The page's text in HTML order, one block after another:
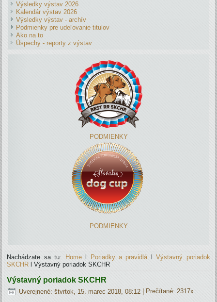
Výsledky výstav 2026
Kalendár výstav 2026
Výsledky výstav - archív
Podmienky pre udeľovanie titulov
Ako na to
Úspechy - reporty z výstav
PODMIENKY
PODMIENKY
Nachádzate sa tu: Homel Poriadky a pravidlálVýstavný poriadok
SKCHR lVýstavný poriadok SKCHR
Výstavný poriadok SKCHR
Uverejnené: štvrtok, 15. marec 2018, 08:12 | Prečítané: 2317x